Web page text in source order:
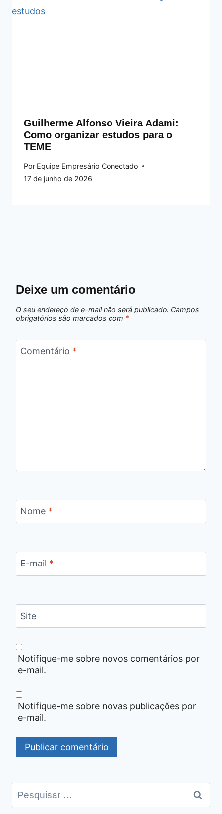
Guilherme Alfonso Vieira Adami:
Como organizar estudos para o
TEME
Por Equipe Empresário Conectado
17 de junho de 2026
Deixe um comentário
O seu endereço de e-mail não será publicado. Campos
obrigatórios são marcados com *
Comentário *
Nome *
E-mail *
Site
Notifique-me sobre novos comentários por
e-mail.
Notifique-me sobre novas publicações por
e-mail.
Pesquisar
por: